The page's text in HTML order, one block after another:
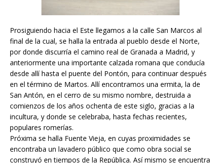
Prosiguiendo hacia el Este llegamos a la calle San Marcos al
final de la cual, se halla la entrada al pueblo desde el Norte,
por donde discurría el camino real de Granada a Madrid, y
anteriormente una importante calzada romana que conducía
desde allí hasta el puente del Pontón, para continuar después
en el término de Martos. Allí encontramos una ermita, la de
San Antón, en el cerro de su mismo nombre, destruida a
comienzos de los años ochenta de este siglo, gracias a la
incultura, y donde se celebraba, hasta fechas recientes,
populares romerías.
Próxima se halla Fuente Vieja, en cuyas proximidades se
encontraba un lavadero público que como obra social se
construyó en tiempos de la República. Así mismo se encuentra